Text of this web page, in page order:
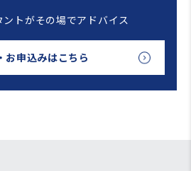
トがその場でアドバイス
お申込みはこちら